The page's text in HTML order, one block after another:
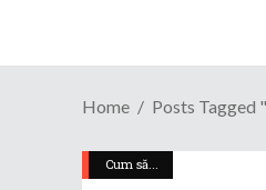
Home Posts
Cum să...